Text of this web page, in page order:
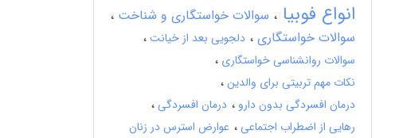
انواع فوبیا
سوالات خواستگاری و شناخت
سوالات خواستگاری
دلجویی بعد از خیانت
سوالات روانشناسی خواستگاری
نکات مهم تربیتی برای والدین
درمان افسردگی بدون دارو
درمان افسردگی
رهایی از اضطراب اجتماعی
عوارض استرس در زنان